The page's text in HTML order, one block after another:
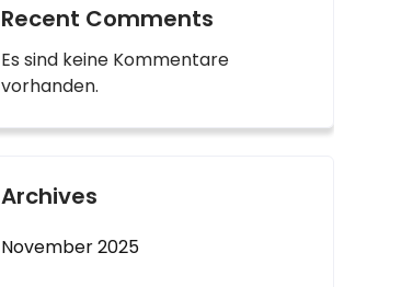
Recent Comments
Es sind keine Kommentare
vorhanden.
Archives
November 2025